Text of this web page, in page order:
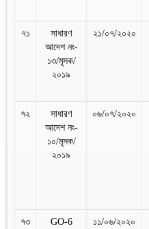
৭১
সাধারণ
আদেশ নং-
১৩/মূসক/
২০১৯
২১/০৭/২০২০
৭২
সাধারণ
আদেশ নং-
১০/মূসক/
২০১৯
০৬/০৭/২০২০
৭৩ GO-6 ১১/০৬/২০২০